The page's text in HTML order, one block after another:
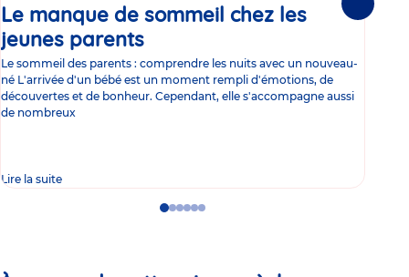
Le manque de sommeil chez les
jeunes parents
Le sommeil des parents : comprendre les nuits avec un nouveau-
né L'arrivée d'un bébé est un moment rempli d'émotions, de
découvertes et de bonheur. Cependant, elle s'accompagne aussi
de nombreux
Lire la suite
GoGoGoGo
GoGo